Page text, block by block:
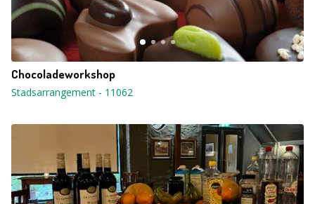
Chocoladeworkshop
Stadsarrangement - 11062